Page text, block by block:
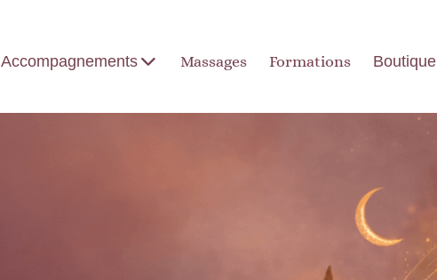
Accompagnements Massages Formations Boutique